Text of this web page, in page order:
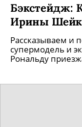
Бэкстейдж:
Ирины Шейк
Рассказываем и
супермодель и
Рональду